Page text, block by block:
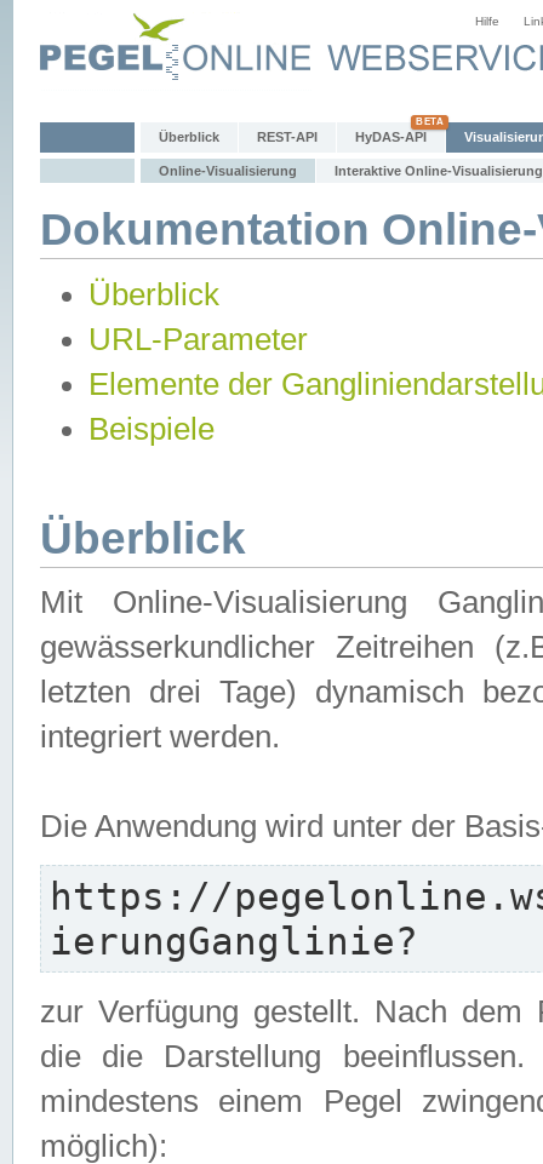
Hilfe
Überblick REST-API HyDAS-API
Online-Visualisierung Interaktive Online-Visualisierung
Dokumentation
Überblick
URL-Parameter
Elemente der
Beispiele
Überblick
Mit Online-Visualisierung
gewässerkundlicher Zeitreihen
letzten drei Tage) dynamisch
integriert werden.
Die Anwendung wird unter der
https://
ierungGanglinie?
zur Verfügung gestellt. Nach dem
die die Darstellung
mindestens einem Pegel
möglich):